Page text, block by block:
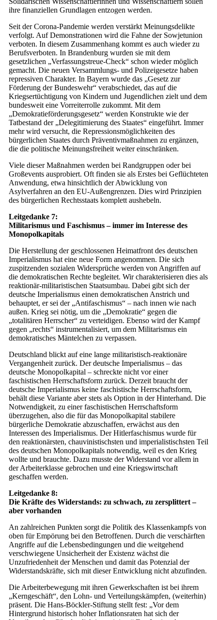
ihre finanziellen Grundlagen entzogen werden.
Seit der Corona-Pandemie werden verstärkt Meinungsdelikte
verfolgt. Auf Demonstrationen wird die Fahne der So­wjet­union
verboten. In diesem Zusammenhang kommt es auch wieder zu
Berufsverboten. In Brandenburg wurden sie mit dem
gesetzlichen „Verfassungstreue-Check“ schon wieder möglich
gemacht. Die neuen Versammlungs- und Polizeigesetze haben
repressiven Charakter. In Bayern wurde das „Gesetz zur
Förderung der Bundeswehr“ verabschiedet, das auf die
Kriegsertüchtigung von Kindern und Jugendlichen zielt und dem
bundesweit eine Vorreiterrolle zukommt. Mit dem
„Demokratieförderungsgesetz“ werden Konstrukte wie der
Tatbestand der „Delegitimierung des Staates“ eingeführt. Immer
mehr wird versucht, die Repressionsmöglichkeiten des
bürgerlichen Staates durch Präventivmaßnahmen zu ergänzen,
die die politische Meinungsfreiheit weiter einschränken.
Viele dieser Maßnahmen werden bei Randgruppen oder bei
Groß­events ausprobiert. Oft finden sie als Erstes bei Geflüchteten
Anwendung, etwa hinsichtlich der Abwicklung von
Asylverfahren an den EU-Außengrenzen. Dies wird Prinzipien
des bürgerlichen Rechtsstaats komplett aushebeln.
Leitgedanke 7:
Militarismus und ­Faschismus – immer im Interesse des
Monopolkapitals
Die Herstellung der geschlossenen Heimatfront des deutschen
Imperialismus hat eine neue Form angenommen. Die sich
zuspitzenden sozialen Widersprüche werden von Angriffen auf
die demokratischen Rechte begleitet. Wir charakterisieren dies als
reaktionär-militaristischen Staatsumbau. Dabei gibt sich der
deutsche Imperialismus einen demokratischen Anstrich und
behauptet, er sei der „Antifaschismus“ – nach innen wie nach
außen. Krieg sei nötig, um die „Demokratie“ gegen die
„totalitären Herrscher“ zu verteidigen. Ebenso wird der Kampf
gegen „rechts“ instrumentalisiert, um dem Militarismus ein
demokratisches Mäntelchen zu verpassen.
Deutschland blickt auf eine lange militaristisch-reaktionäre
Vergangenheit zurück. Der deutsche Imperialismus – das
deutsche Monopolkapital – schreckte nicht vor einer
faschistischen Herrschaftsform zurück. Derzeit braucht der
deutsche Imperialismus keine faschistische Herrschaftsform,
behält diese Variante aber stets als Option in der Hinterhand. Die
Notwendigkeit, zu einer faschistischen Herrschaftsform
überzugehen, also die für das Monopolkapital stabilere
bürgerliche Demokratie abzuschaffen, erwächst aus den
Interessen des Imperialismus. Der Hitlerfaschismus wurde für
den reaktionärsten, chauvinistischsten und imperialistischsten Teil
des deutschen Monopolkapitals notwendig, weil es den Krieg
wollte und brauchte. Dazu musste der Widerstand vor allem in
der Arbeiterklasse gebrochen und eine Kriegswirtschaft
geschaffen werden.
Leitgedanke 8:
Die Kräfte des Widerstands: zu schwach, zu zersplittert –
aber vorhanden
An zahlreichen Punkten sorgt die Politik des Klassenkampfs von
oben für Empörung bei den Betroffenen. Durch die verschärften
Angriffe auf die Lebensbedingungen und die weitgehend
verschwiegene Unsicherheit der Existenz wächst die
Unzufriedenheit der Menschen und damit das Potenzial der
Widerstandskräfte, sich mit dieser Entwicklung nicht abzufinden.
Die Arbeiterbewegung mit ihren Gewerkschaften ist bei ihrem
„Kerngeschäft“, den Lohn- und Verteilungskämpfen, (weiterhin)
präsent. Die Hans-Böckler-Stiftung stellt fest: „Vor dem
Hintergrund historisch hoher Inflationsraten hat sich der